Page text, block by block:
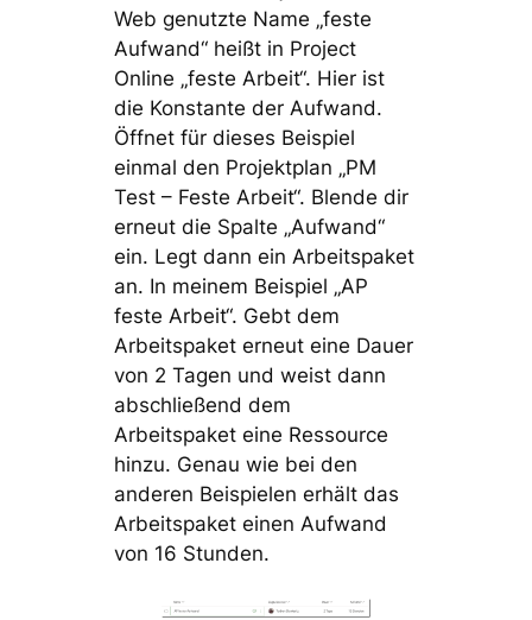
Web genutzte Name „feste
Aufwand“ heißt in Project
Online „feste Arbeit“. Hier ist
die Konstante der Aufwand.
Öffnet für dieses Beispiel
einmal den Projektplan „PM
Test – Feste Arbeit“. Blende dir
erneut die Spalte „Aufwand“
ein. Legt dann ein Arbeitspaket
an. In meinem Beispiel „AP
feste Arbeit“. Gebt dem
Arbeitspaket erneut eine Dauer
von 2 Tagen und weist dann
abschließend dem
Arbeitspaket eine Ressource
hinzu. Genau wie bei den
anderen Beispielen erhält das
Arbeitspaket einen Aufwand
von 16 Stunden.